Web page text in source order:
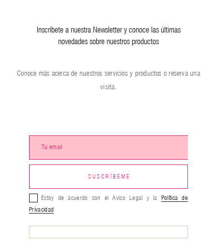
Inscríbete a nuestra Newsletter y conoce las últimas
novedades sobre nuestros productos
Conoce más acerca de nuestros servicios y productos o reserva una
visita.
Estoy de acuerdo con el Aviso Legal y la Política de
Privacidad